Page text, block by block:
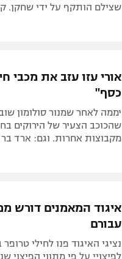
שצילם הותקף על ידי שחקן.
אורי עזו עזב את מכבי
כסף"
יממה לאחר שמנור סולומון
שהכוכב הצעיר של הירוקים
מקבוצות אחרות. וגם: ארד בר
איגוד המאמנים דורש
עבורם
נציגי האיגוד פנו לחילי
לפיצויי על פי מתווי הפיצוי